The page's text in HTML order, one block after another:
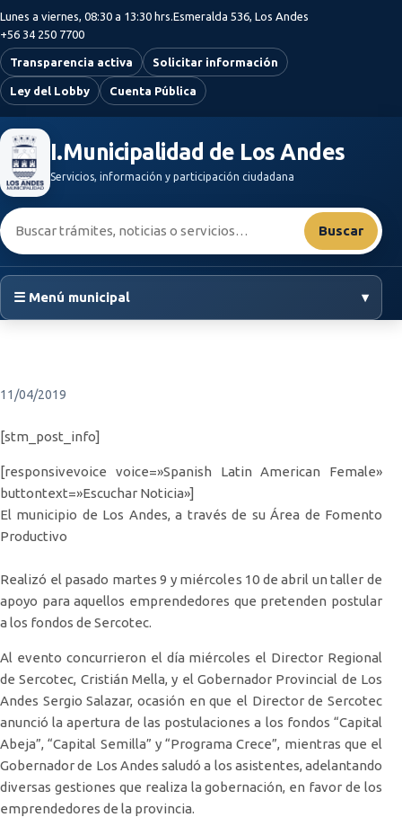
Saltar al contenido principal
Lunes a viernes, 08:30 a 13:30 hrs.Esmeralda 536, Los Andes
+56 34 250 7700
Transparencia activa Solicitar información
Ley del Lobby Cuenta Pública
I.Municipalidad de Los Andes
Servicios, información y participación ciudadana
Buscar:
Buscar
☰ Menú municipal ▾
11/04/2019
[stm_post_info]
[responsivevoice voice=»Spanish Latin American Female»
buttontext=»Escuchar Noticia»]
El municipio de Los Andes, a través de su Área de Fomento
Productivo
Realizó el pasado martes 9 y miércoles 10 de abril un taller de
apoyo para aquellos emprendedores que pretenden postular
a los fondos de Sercotec.
Al evento concurrieron el día miércoles el Director Regional
de Sercotec, Cristián Mella, y el Gobernador Provincial de Los
Andes Sergio Salazar, ocasión en que el Director de Sercotec
anunció la apertura de las postulaciones a los fondos “Capital
Abeja”, “Capital Semilla” y “Programa Crece”, mientras que el
Gobernador de Los Andes saludó a los asistentes, adelantando
diversas gestiones que realiza la gobernación, en favor de los
emprendedores de la provincia.